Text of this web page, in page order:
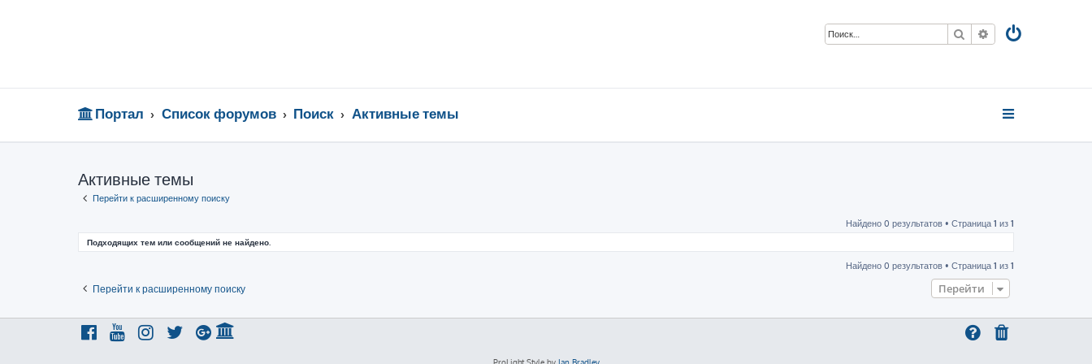
Поиск Расширенный
Портал Список форумов Поиск Активные темы
Активные темы
Перейти к расширенному поиску
Найдено 0 результатов • Страница 1 из 1
Подходящих тем или сообщений не найдено.
Найдено 0 результатов • Страница 1 из 1
Перейти к расширенному поиску Перейти
ProLight Style by Ian Bradley